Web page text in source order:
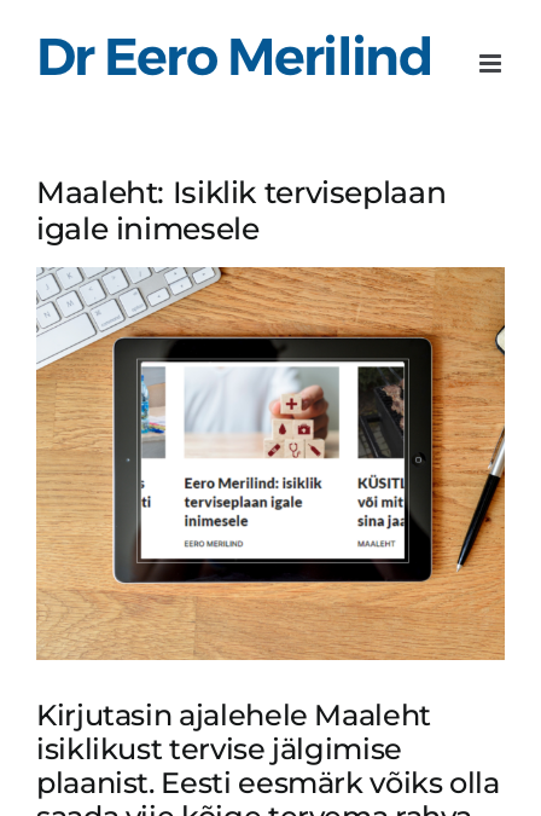
content
Maaleht: Isiklik terviseplaan
igale inimesele
View
Larger
Image
Kirjutasin ajalehele Maaleht
isiklikust tervise jälgimise
plaanist. Eesti eesmärk võiks olla